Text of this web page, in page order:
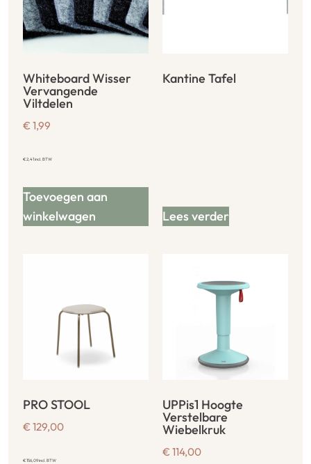
Whiteboard Wisser
Vervangende
Viltdelen
€ 1,99
€2,41incl. BTW
Toevoegen aan
winkelwagen
Kantine Tafel
Lees verder
PRO STOOL
€ 129,00
€156,09incl. BTW
UPPis1 Hoogte
Verstelbare
Wiebelkruk
€ 114,00